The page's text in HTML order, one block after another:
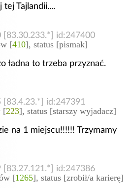
tej Tajlandii....
id:247400
[410], status [pismak]
ładna to trzeba przyznać.
id:247391
[223], status [starszy wyjadacz]
na 1 miejscu!!!!!! Trzymamy
id:247386
[1265], status [zrobił/a karierę]